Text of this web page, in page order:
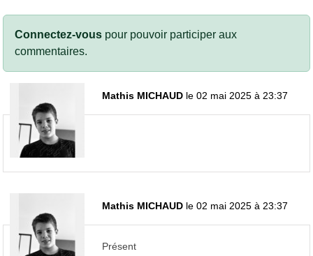
Connectez-vous pour pouvoir participer aux
commentaires.
Mathis MICHAUD le 02 mai 2025 à 23:37
Mathis MICHAUD le 02 mai 2025 à 23:37
Présent